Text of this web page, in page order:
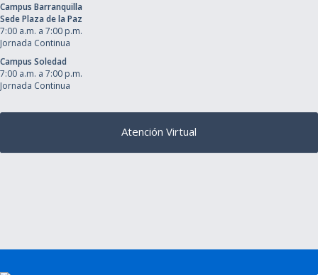
Campus Barranquilla
Sede Plaza de la Paz
7:00 a.m. a 7:00 p.m.
Jornada Continua
Campus Soledad
7:00 a.m. a 7:00 p.m.
Jornada Continua
Atención Virtual